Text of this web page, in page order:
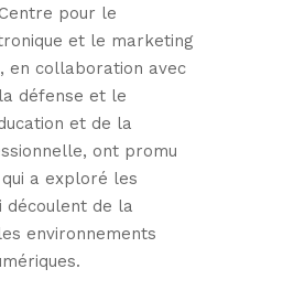
pour le
et le marketing
en collaboration avec
défense et le
et de la
ont promu
a exploré les
découlent de la
environnements